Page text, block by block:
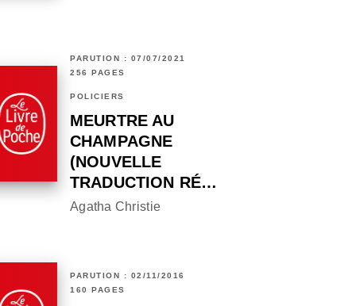
PARUTION : 07/07/2021
256 PAGES
POLICIERS
MEURTRE AU
CHAMPAGNE
(NOUVELLE
TRADUCTION RÉ…
Agatha Christie
PARUTION : 02/11/2016
160 PAGES